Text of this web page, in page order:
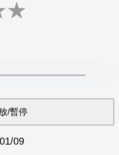
★
09